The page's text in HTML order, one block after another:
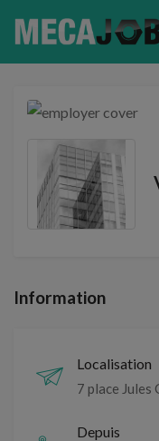
Information
Localisation
7 place Jules
Depuis